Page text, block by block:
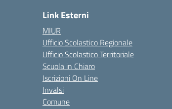
Link Esterni
MIUR
Ufficio Scolastico Regionale
Ufficio Scolastico Territoriale
Scuola in Chiaro
Iscrizioni On Line
Invalsi
Comune